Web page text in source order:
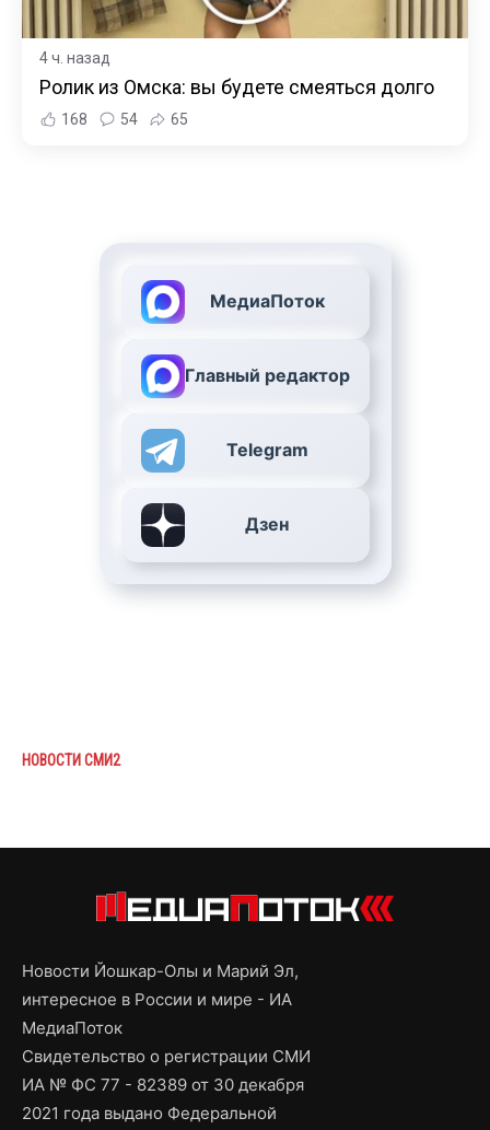
4 ч. назад
Ролик из Омска: вы будете смеяться долго
168 54 65
МедиаПоток
Главный редактор
Telegram
Дзен
НОВОСТИ СМИ2
Новости Йошкар-Олы и Марий Эл,
интересное в России и мире - ИА
МедиаПоток
Свидетельство о регистрации СМИ
ИА № ФС 77 - 82389 от 30 декабря
2021 года выдано Федеральной